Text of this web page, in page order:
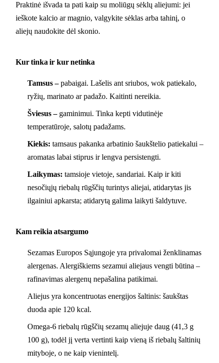
Praktinė išvada ta pati kaip su moliūgų sėklų aliejumi: jei
ieškote kalcio ar magnio, valgykite sėklas arba tahinį, o
aliejų naudokite dėl skonio.
Kur tinka ir kur netinka
Tamsus –pabaigai. Lašelis ant sriubos, wok patiekalo,
ryžių, marinato ar padažo. Kaitinti nereikia.
Šviesus – gaminimui. Tinka kepti vidutinėje
temperatūroje, salotų padažams.
Kiekis: tamsaus pakanka arbatinio šaukštelio patiekalui –
aromatas labai stiprus ir lengva persistengti.
Laikymas: tamsioje vietoje, sandariai. Kaip ir kiti
nesočiųjų riebalų rūgščių turintys aliejai, atidarytas jis
ilgainiui apkarsta; atidarytą galima laikyti šaldytuve.
Kam reikia atsargumo
Sezamas Europos Sąjungoje yra privalomai ženklinamas
alergenas. Alergiškiems sezamui aliejaus vengti būtina –
rafinavimas alergenų nepašalina patikimai.
Aliejus yra koncentruotas energijos šaltinis: šaukštas
duoda apie 120 kcal.
Omega-6 riebalų rūgščių sezamų aliejuje daug (41,3 g
100 g), todėl jį verta vertinti kaip vieną iš riebalų šaltinių
mityboje, o ne kaip vienintelį.